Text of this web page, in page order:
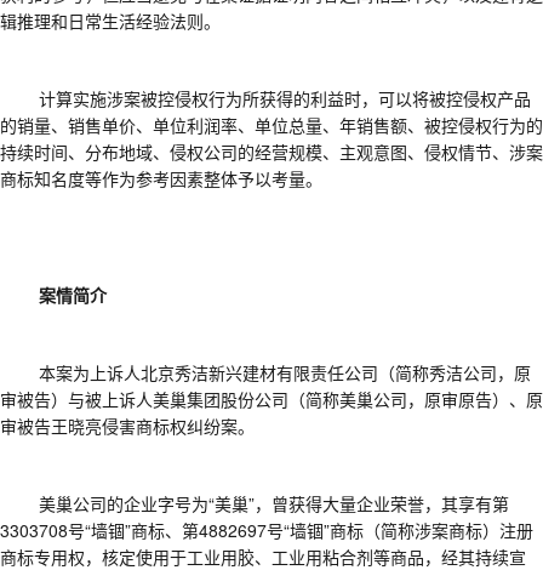
辑推理和日常生活经验法则。
计算实施涉案被控侵权行为所获得的利益时，可以将被控侵权产品
的销量、销售单价、单位利润率、单位总量、年销售额、被控侵权行为的
持续时间、 分布地域、 侵权公司的经营规模、主观意图、侵权情节、涉案
商标知名度等作为参考因素整体予以考量。
案情简介
本案为上诉人北京秀洁新兴建材有限责任公司（简称秀洁公司，原
审被告）与被上诉人美巢集团股份公司（简称美巢公司，原审原告）、原
审被告王晓亮侵害商标权纠纷案。
美巢公司的企业字号为“美巢”，曾获得大量企业荣誉，其享有第
3303708号“墙锢”商标、第4882697号“墙锢”商标（简称涉案商标）注册
商标专用权，核定使用于工业用胶、工业用粘合剂等商品，经其持续宣